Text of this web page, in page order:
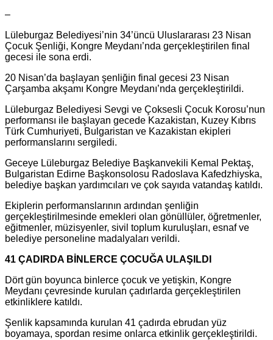
–
Lüleburgaz Belediyesi’nin 34’üncü Uluslararası 23 Nisan
Çocuk Şenliği, Kongre Meydanı’nda gerçekleştirilen final
gecesi ile sona erdi.
20 Nisan’da başlayan şenliğin final gecesi 23 Nisan
Çarşamba akşamı Kongre Meydanı’nda gerçekleştirildi.
Lüleburgaz Belediyesi Sevgi ve Çoksesli Çocuk Korosu’nun
performansı ile başlayan gecede Kazakistan, Kuzey Kıbrıs
Türk Cumhuriyeti, Bulgaristan ve Kazakistan ekipleri
performanslarını sergiledi.
Geceye Lüleburgaz Belediye Başkanvekili Kemal Pektaş,
Bulgaristan Edirne Başkonsolosu Radoslava Kafedzhiyska,
belediye başkan yardımcıları ve çok sayıda vatandaş katıldı.
Ekiplerin performanslarının ardından şenliğin
gerçekleştirilmesinde emekleri olan gönüllüler, öğretmenler,
eğitmenler, müzisyenler, sivil toplum kuruluşları, esnaf ve
belediye personeline madalyaları verildi.
41 ÇADIRDA BİNLERCE ÇOCUĞA ULAŞILDI
Dört gün boyunca binlerce çocuk ve yetişkin, Kongre
Meydanı çevresinde kurulan çadırlarda gerçekleştirilen
etkinliklere katıldı.
Şenlik kapsamında kurulan 41 çadırda ebrudan yüz
boyamaya, spordan resime onlarca etkinlik gerçekleştirildi.